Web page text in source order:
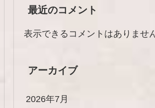
最近のコメント
表示できるコメントはありませ
アーカイブ
2026年7月